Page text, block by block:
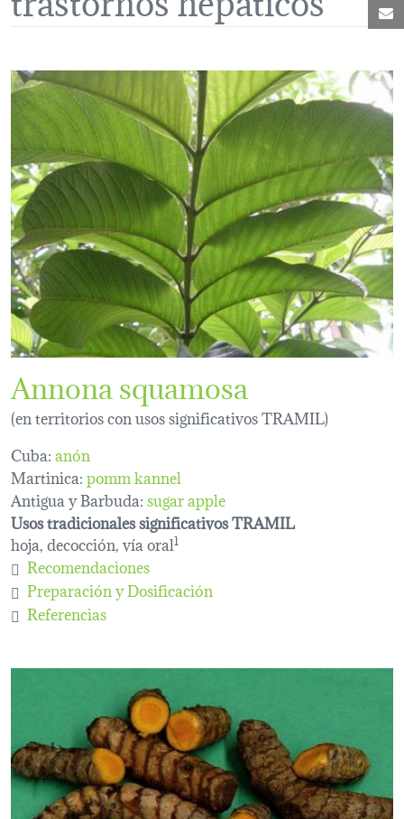
Annona squamosa
(en territorios con usos significativos TRAMIL)
Cuba:anón
Martinica:pomm kannel
Antigua y Barbuda:sugar apple
Usos tradicionales significativos TRAMIL
hoja, decocción, vía oral1
Recomendaciones
Preparación y Dosificación
Referencias